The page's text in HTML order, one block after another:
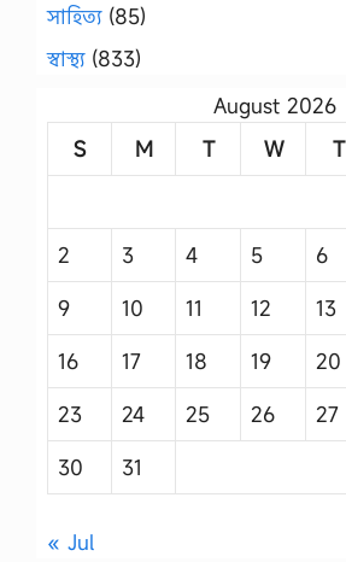
সাহিত্য(85)
স্বাস্থ্য(833)
August 2026
S
M T W T
2
3 4 5 6
9
10 11 12 13
16
17 18 19 20
23
24 25 26 27
30
31
« Jul